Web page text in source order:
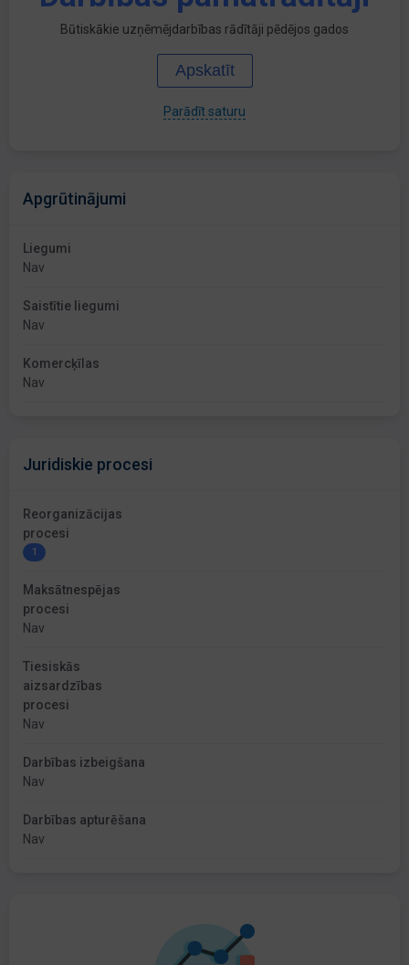
Būtiskākie uzņēmējdarbības rādītāji pēdējos gados
Apskatīt
Parādīt saturu
Apgrūtinājumi
Liegumi
Nav
Saistītie liegumi
Nav
Komercķīlas
Nav
Juridiskie procesi
Reorganizācijas
procesi
1
Maksātnespējas
procesi
Nav
Tiesiskās
aizsardzības
procesi
Nav
Darbības izbeigšana
Nav
Darbības apturēšana
Nav